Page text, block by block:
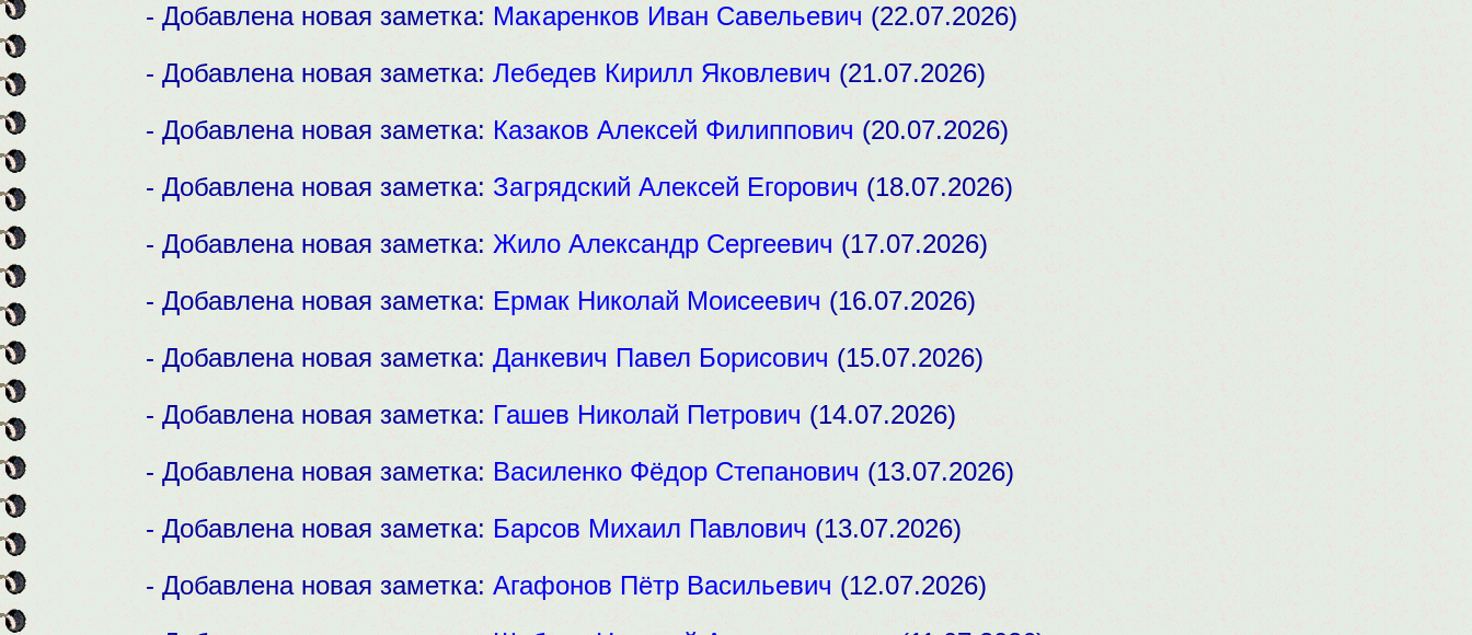
- Добавлена новая заметка: Макаренков Иван Савельевич (22.07.2026)
- Добавлена новая заметка: Лебедев Кирилл Яковлевич (21.07.2026)
- Добавлена новая заметка: Казаков Алексей Филиппович (20.07.2026)
- Добавлена новая заметка: Загрядский Алексей Егорович (18.07.2026)
- Добавлена новая заметка: Жило Александр Сергеевич (17.07.2026)
- Добавлена новая заметка: Ермак Николай Моисеевич (16.07.2026)
- Добавлена новая заметка: Данкевич Павел Борисович (15.07.2026)
- Добавлена новая заметка: Гашев Николай Петрович (14.07.2026)
- Добавлена новая заметка: Василенко Фёдор Степанович (13.07.2026)
- Добавлена новая заметка: Барсов Михаил Павлович (13.07.2026)
- Добавлена новая заметка: Агафонов Пётр Васильевич (12.07.2026)